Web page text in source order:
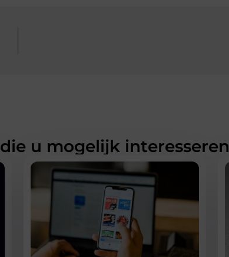
die u mogelijk interesseren